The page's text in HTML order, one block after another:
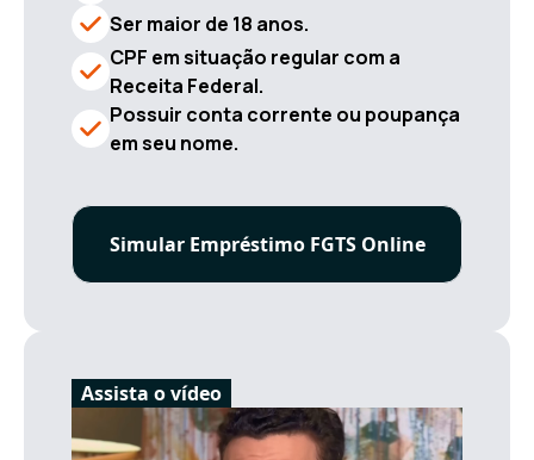
Ser maior de 18 anos.
CPF em situação regular com a
Receita Federal.
Possuir conta corrente ou poupança
em seu nome.
Simular Empréstimo FGTS Online
Assista o vídeo